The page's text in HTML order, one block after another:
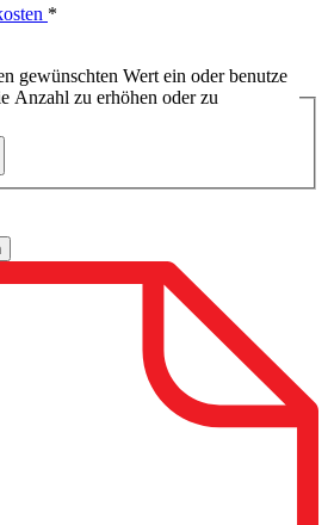
*
gewünschten Wert ein oder benutze
Anzahl zu erhöhen oder zu